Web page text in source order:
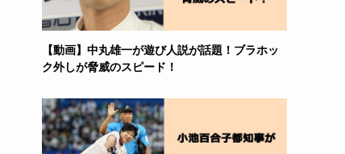
【動画】中丸雄一が遊び人説が話題！ブラホッ
ク外しが脅威のスピード！